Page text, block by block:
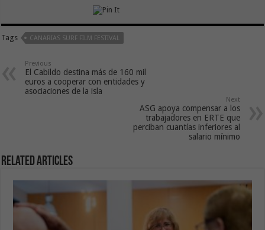
Tags CANARIAS SURF FILM FESTIVAL
Previous
El Cabildo destina más de 160 mil
euros a cooperar con entidades y
asociaciones de la isla
Next
ASG apoya compensar a los
trabajadores en ERTE que
perciban cuantías inferiores al
salario mínimo
Related Articles